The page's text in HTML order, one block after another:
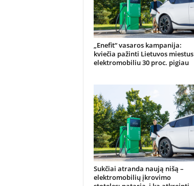
„Enefit“ vasaros kampanija:
kviečia pažinti Lietuvos miestus
elektromobiliu 30 proc. pigiau
Sukčiai atranda naują nišą –
elektromobilių įkrovimo